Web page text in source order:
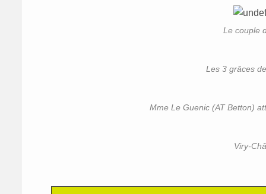
Le couple
Les 3 grâces
Mme Le Guenic (AT Betton)
Viry-